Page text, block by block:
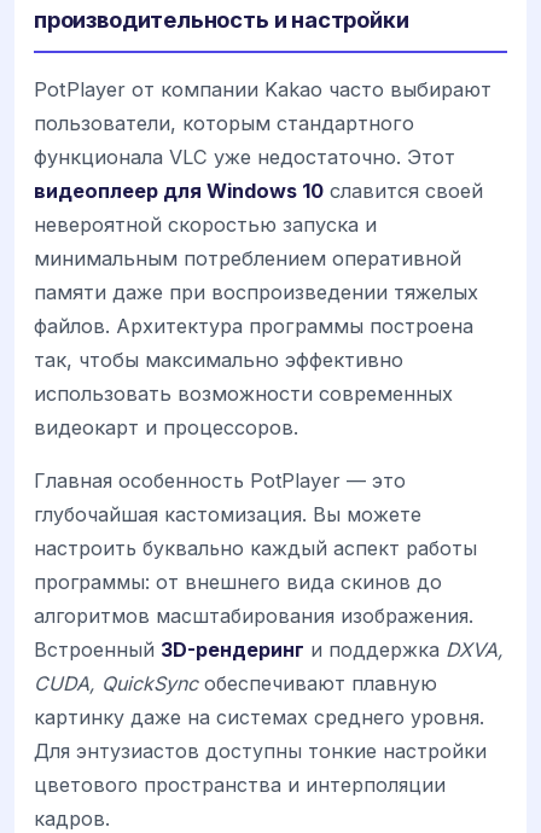
производительность и настройки
PotPlayer от компании Kakao часто выбирают
пользователи, которым стандартного
функционала VLC уже недостаточно. Этот
видеоплеер для Windows 10 славится своей
невероятной скоростью запуска и
минимальным потреблением оперативной
памяти даже при воспроизведении тяжелых
файлов. Архитектура программы построена
так, чтобы максимально эффективно
использовать возможности современных
видеокарт и процессоров.
Главная особенность PotPlayer — это
глубочайшая кастомизация. Вы можете
настроить буквально каждый аспект работы
программы: от внешнего вида скинов до
алгоритмов масштабирования изображения.
Встроенный 3D-рендеринг и поддержка DXVA,
CUDA, QuickSyncобеспечивают плавную
картинку даже на системах среднего уровня.
Для энтузиастов доступны тонкие настройки
цветового пространства и интерполяции
кадров.